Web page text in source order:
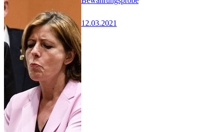
12.03.2021